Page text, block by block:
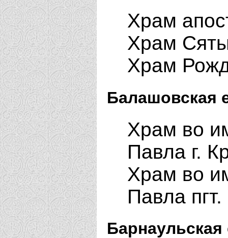
Храм
Храм
Храм
Балашовская
Храм во
Павла г.
Храм во
Павла